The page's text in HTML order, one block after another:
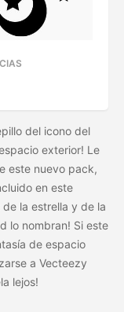
del icono del
exterior! Le
este nuevo pack,
en este
la estrella y de la
lo nombran! Si este
de espacio
a Vecteezy
lejos!